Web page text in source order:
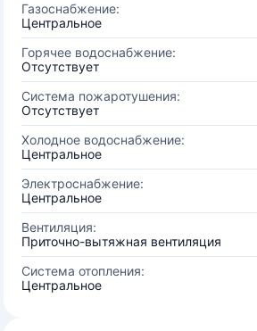
Газоснабжение:
Центральное
Горячее водоснабжение:
Отсутствует
Система пожаротушения:
Отсутствует
Холодное водоснабжение:
Центральное
Электроснабжение:
Центральное
Вентиляция:
Приточно-вытяжная вентиляция
Система отопления:
Центральное